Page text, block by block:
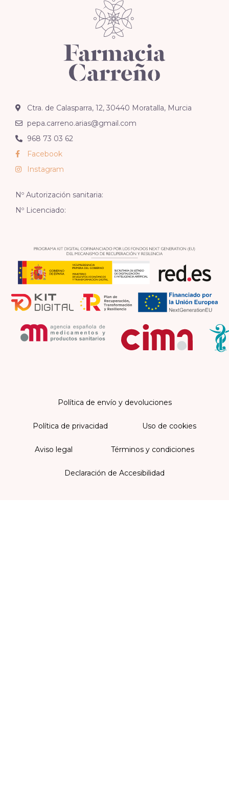
Ctra. de Calasparra, 12, 30440 Moratalla, Murcia
pepa.carreno.arias@gmail.com
968 73 03 62
Facebook
Instagram
Nº Autorización sanitaria:
Nº Licenciado:
Política de envío y devoluciones
Política de privacidad Uso de cookies
Aviso legal Términos y condiciones
Declaración de Accesibilidad